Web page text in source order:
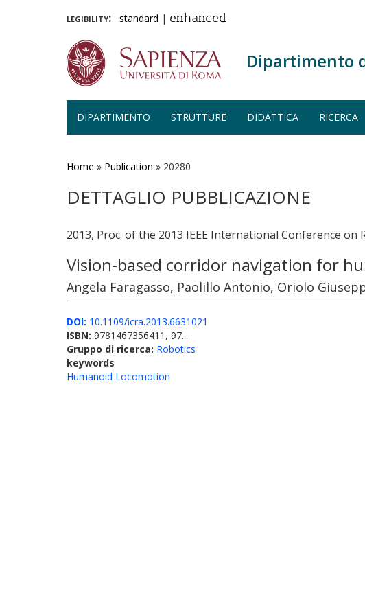
legibility: standard | enhanced
Dipartimento
DIPARTIMENTO STRUTTURE DIDATTICA RICERCA
Home » Publication » 20280
DETTAGLIO PUBBLICAZIONE
2013, Proc. of the 2013 IEEE International Conference
Vision-based corridor navigation for
Angela Faragasso, Paolillo Antonio, Oriolo
DOI: 10.1109/icra.2013.6631021
ISBN: 9781467356411, 97...
Gruppo di ricerca: Robotics
keywords
Humanoid Locomotion